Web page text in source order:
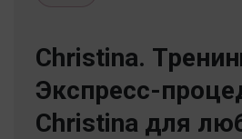
Christina.
Экспресс-
Christina для